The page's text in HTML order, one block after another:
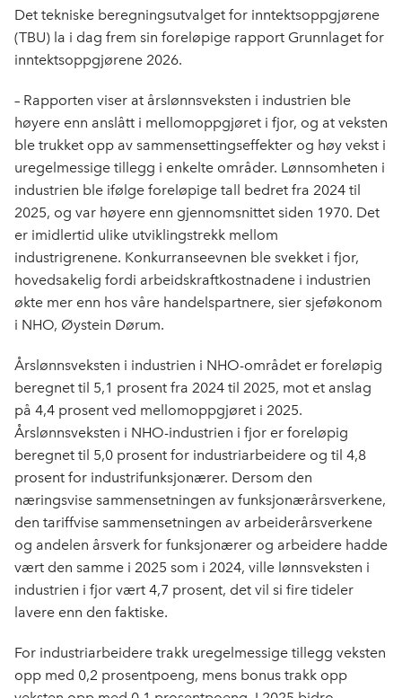
e
b
k
k
e
n
o
s
Det tekniske beregningsutvalget for inntektsoppgjørene
(TBU) la i dag frem sin foreløpige rapport Grunnlaget for
inntektsoppgjørene 2026.
– Rapporten viser at årslønnsveksten i industrien ble
høyere enn anslått i mellomoppgjøret i fjor, og at veksten
ble trukket opp av sammensettingseffekter og høy vekst i
uregelmessige tillegg i enkelte områder. Lønnsomheten i
industrien ble ifølge foreløpige tall bedret fra 2024 til
2025, og var høyere enn gjennomsnittet siden 1970. Det
er imidlertid ulike utviklingstrekk mellom
industrigrenene. Konkurranseevnen ble svekket i fjor,
hovedsakelig fordi arbeidskraftkostnadene i industrien
økte mer enn hos våre handelspartnere, sier sjeføkonom
i NHO, Øystein Dørum.
Årslønnsveksten i industrien i NHO-området er foreløpig
beregnet til 5,1 prosent fra 2024 til 2025, mot et anslag
på 4,4 prosent ved mellomoppgjøret i 2025.
Årslønnsveksten i NHO-industrien i fjor er foreløpig
beregnet til 5,0 prosent for industriarbeidere og til 4,8
prosent for industrifunksjonærer. Dersom den
næringsvise sammensetningen av funksjonærårsverkene,
den tariffvise sammensetningen av arbeiderårsverkene
og andelen årsverk for funksjonærer og arbeidere hadde
vært den samme i 2025 som i 2024, ville lønnsveksten i
industrien i fjor vært 4,7 prosent, det vil si fire tideler
lavere enn den faktiske.
For industriarbeidere trakk uregelmessige tillegg veksten
opp med 0,2 prosentpoeng, mens bonus trakk opp